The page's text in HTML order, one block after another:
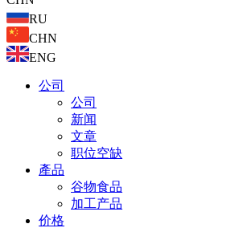
RU
CHN
ENG
公司
公司
新闻
文章
职位空缺
產品
谷物食品
加工产品
价格